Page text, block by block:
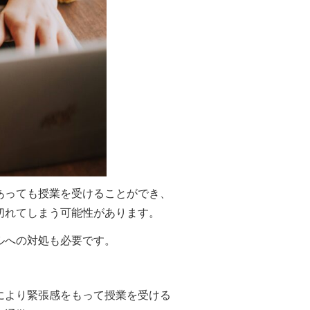
ても授業を受けることができ、
てしまう可能性があります。
の対処も必要です。
り緊張感をもって授業を受ける